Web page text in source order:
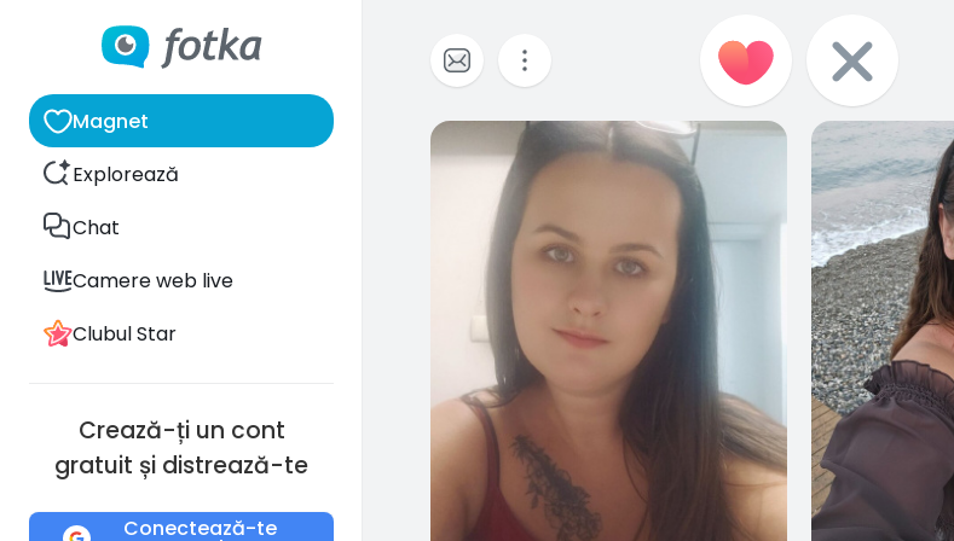
Magnet
Explorează
Chat
Camere web live
Clubul Star
Crează-ți un cont
gratuit și distrează-te
Conectează-te
0 28 93